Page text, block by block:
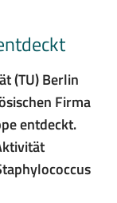
(TU) Berlin
Firma
entdeckt.